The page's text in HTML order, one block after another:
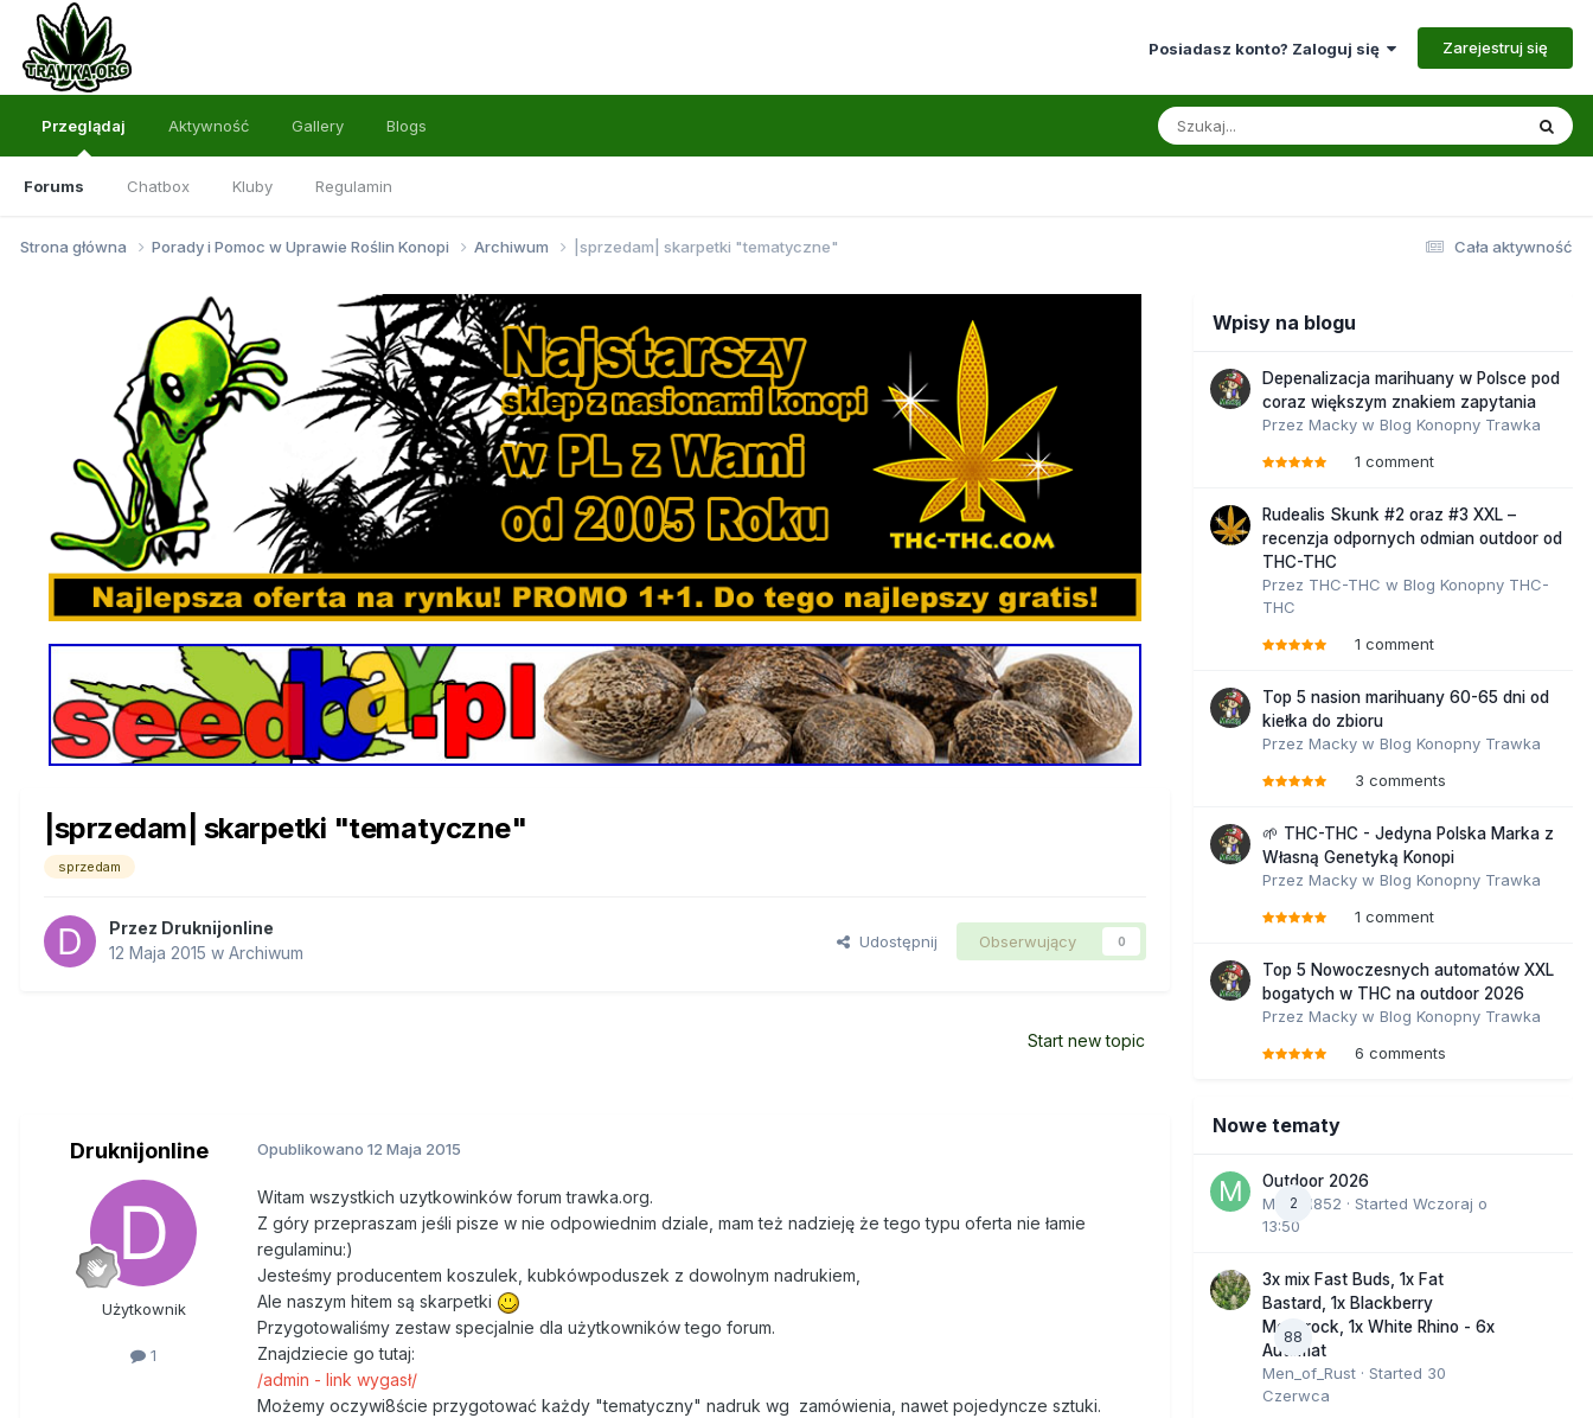
Posiadasz konto? Zaloguj się Zarejestruj się
Przeglądaj
Forums Chatbox Kluby Regulamin
Aktywność Gallery Blogs
Cała aktywność
Strona główna Porady i Pomoc w Uprawie Roślin Konopi Archiwum |sprzedam| skarpetki "tematyczne"
|sprzedam| skarpetki "tematyczne"
sprzedam
Przez Druknijonline
12 Maja 2015 w Archiwum
Udostępnij Obserwujący 0
Start new topic
Druknijonline
Użytkownik
1
Opublikowano 12 Maja 2015
Witam wszystkich uzytkowinków forum trawka.org.
Z góry przepraszam jeśli pisze w nie odpowiednim dziale, mam też nadzieję że tego typu oferta nie łamie
regulaminu:)
Jesteśmy producentem koszulek, kubkówpoduszek z dowolnym nadrukiem,
Ale naszym hitem są skarpetki
Przygotowaliśmy zestaw specjalnie dla użytkowników tego forum.
Znajdziecie go tutaj:
/admin - link wygasł/
Możemy oczywi8ście przygotować każdy "tematyczny" nadruk wg zamówienia, nawet pojedyncze sztuki.
Wpisy na blogu
Depenalizacja marihuany w Polsce pod
coraz większym znakiem zapytania
Przez Macky w Blog Konopny Trawka
1 comment
Rudealis Skunk #2 oraz #3 XXL –
recenzja odpornych odmian outdoor od
THC-THC
Przez THC-THC w Blog Konopny THC-
THC
1 comment
Top 5 nasion marihuany 60-65 dni od
kiełka do zbioru
Przez Macky w Blog Konopny Trawka
3 comments
🌱 THC-THC - Jedyna Polska Marka z
Własną Genetyką Konopi
Przez Macky w Blog Konopny Trawka
1 comment
Top 5 Nowoczesnych automatów XXL
bogatych w THC na outdoor 2026
Przez Macky w Blog Konopny Trawka
6 comments
Nowe tematy
2
Outdoor 2026
Marcel852 · Started Wczoraj o
13:50
88
3x mix Fast Buds, 1x Fat
Bastard, 1x Blackberry
Moonrock, 1x White Rhino - 6x
Automat
Men_of_Rust · Started 30
Czerwca